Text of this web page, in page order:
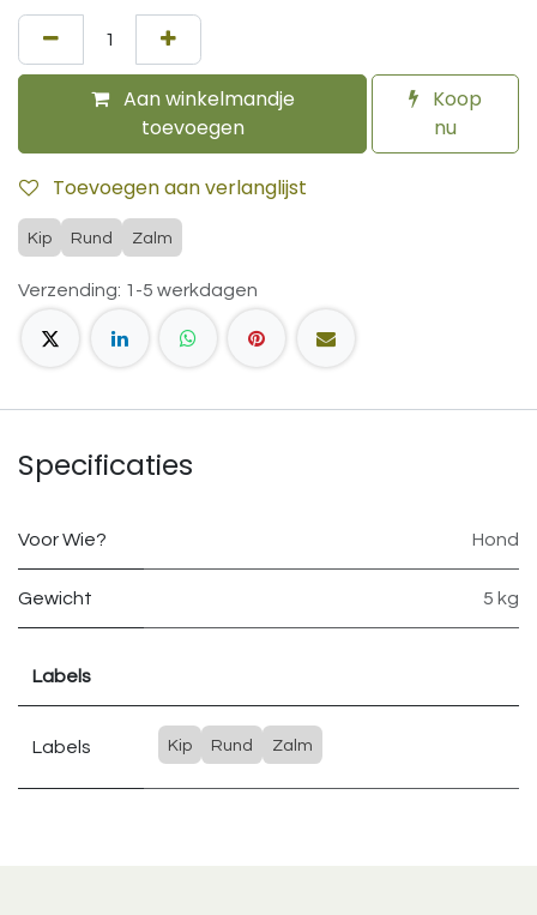
Aan winkelmandje
toevoegen
Koop
nu
Toevoegen aan verlanglijst
Kip Rund Zalm
Verzending: 1-5 werkdagen
Specificaties
Voor Wie? Hond
Gewicht 5 kg
Labels
Labels Kip Rund Zalm